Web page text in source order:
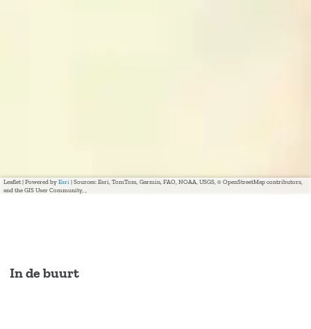
In de buurt
Leaflet | Powered by Esri | Sources: Esri, TomTom, Garmin, FAO, NOAA, USGS, © OpenStreetMap contributors,
and the GIS User Community, ,